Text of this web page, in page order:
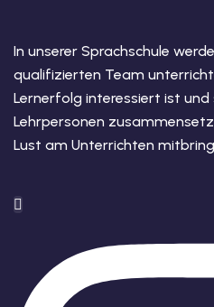
In unserer Sprachschule
qualifizierten Team
Lernerfolg interessiert ist
Lehrpersonen
Lust am Unterrichten